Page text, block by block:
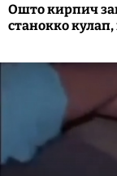
Ошто кирпич
станокко кулап,